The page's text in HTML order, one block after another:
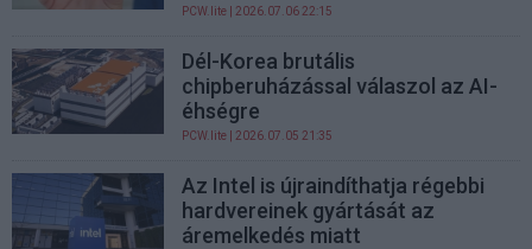
PCW.lite | 2026.07.06 22:15
Dél-Korea brutális
chipberuházással válaszol az AI-
éhségre
PCW.lite | 2026.07.05 21:35
Az Intel is újraindíthatja régebbi
hardvereinek gyártását az
áremelkedés miatt